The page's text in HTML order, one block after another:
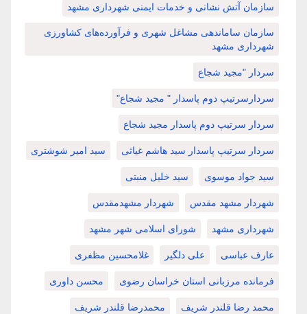
سازمان آتش نشانی و خدمات ایمنی شهرداری مشهد
سازمان ساماندهی مشاغل شهری و فرآورده‌های کشاورزی
شهرداری مشهد
سردار "مجید شجاع
سردارسرتیپ دوم پاسدار " مجید شجاع"
سردار سرتیپ دوم پاسدار مجید شجاع
سردار سرتیپ پاسدار سید هاشم غیاثی سید امیر شوشتری
سید جواد موسوی سید خلیل منبتی
شهردار مشهد مقدس شهردار مشهدمقدس
شهرداری مشهد شورای اسلامی شهر مشهد
عارف عباسی علی دلگیر غلامحسین مظفری
فرمانده مرزبانی استان خراسان رضوی محسن داوری
محمد رضا قلندر شریف محمدرضا قلندر شریف